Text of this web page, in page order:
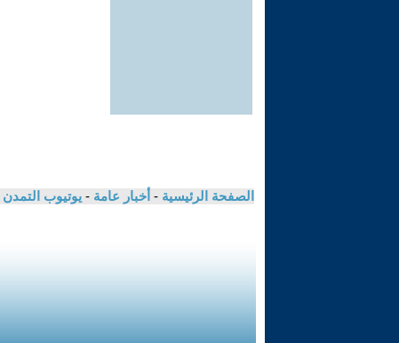
الصفحة الرئيسية - أخبار عامة - يوتيوب التمدن